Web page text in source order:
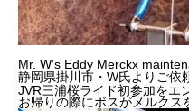
Mr. W’s Eddy Merckx
静岡県掛川市・W氏よりご依
JVR三浦桜ライド初参加をエ
お帰りの際にボスがメルクス